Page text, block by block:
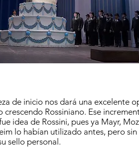
de inicio nos dará una excelente
crescendo Rossiniano. Ese
idea de Rossini, pues ya Mayr,
lo habían utilizado antes, pero
sello personal.